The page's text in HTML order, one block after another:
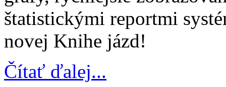
štatistickými reportmi
novej Knihe jázd!
Čítať ďalej...